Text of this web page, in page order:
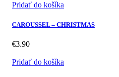
Pridať do košíka
CAROUSSEL – CHRISTMAS
€3.90
Pridať do košíka